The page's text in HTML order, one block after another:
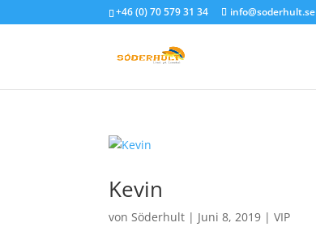
+46 (0) 70 579 31 34 info@soderhult.se
Kevin
vonSöderhult | Juni 8, 2019 |VIP